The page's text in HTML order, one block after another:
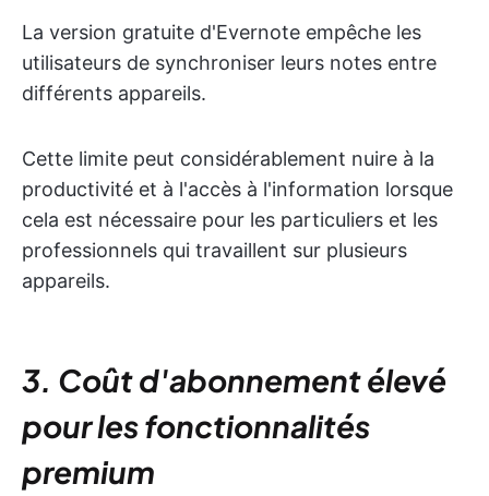
La version gratuite d'Evernote empêche les
utilisateurs de synchroniser leurs notes entre
différents appareils.
Cette limite peut considérablement nuire à la
productivité et à l'accès à l'information lorsque
cela est nécessaire pour les particuliers et les
professionnels qui travaillent sur plusieurs
appareils.
3. Coût d'abonnement élevé
pour les fonctionnalités
premium